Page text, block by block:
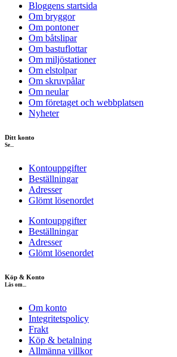
Bloggens startsida
Om bryggor
Om pontoner
Om båtslipar
Om bastuflottar
Om miljöstationer
Om elstolpar
Om skruvpålar
Om neular
Om företaget och webbplatsen
Nyheter
Ditt konto
Se...
Kontouppgifter
Beställningar
Adresser
Glömt lösenordet
Kontouppgifter
Beställningar
Adresser
Glömt lösenordet
Köp & Konto
Läs om...
Om konto
Integritetspolicy
Frakt
Köp & betalning
Allmänna villkor